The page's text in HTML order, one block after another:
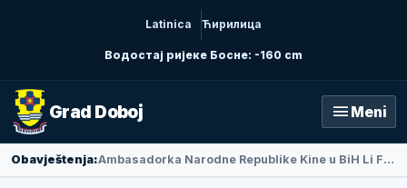
Latinica Ћирилица
Водостај ријеке Босне: -160 cm
Grad Doboj menu Meni
Obavještenja: Ambasadorka Narodne Republike Kine u BiH Li Fan posjetila Doboj